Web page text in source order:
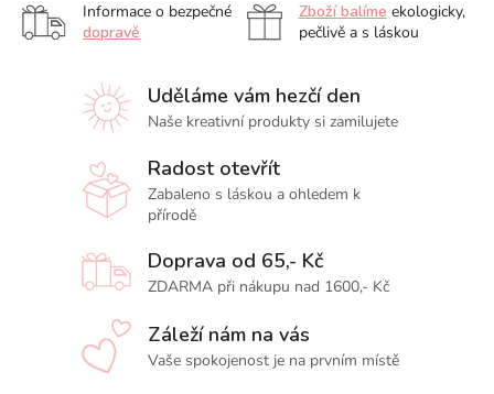
Informace o bezpečné
dopravě
Zboží balíme ekologicky,
pečlivě a s láskou
Uděláme vám hezčí den
Naše kreativní produkty si zamilujete
Radost otevřít
Zabaleno s láskou a ohledem k
přírodě
Doprava od 65,- Kč
ZDARMA při nákupu nad 1600,- Kč
Záleží nám na vás
Vaše spokojenost je na prvním místě